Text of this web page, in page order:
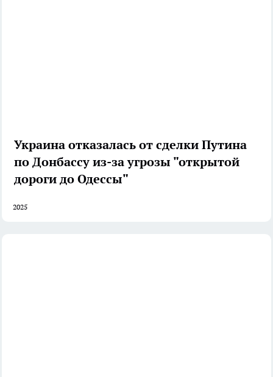
Украина отказалась от сделки Путина
по Донбассу из-за угрозы "открытой
дороги до Одессы"
2025